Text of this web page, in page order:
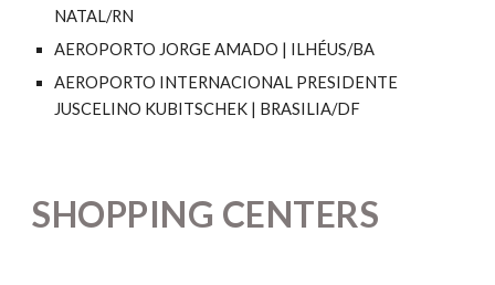
NATAL/RN
AEROPORTO JORGE AMADO | ILHÉUS/BA
AEROPORTO INTERNACIONAL PRESIDENTE
JUSCELINO KUBITSCHEK | BRASILIA/DF
SHOPPING CENTERS